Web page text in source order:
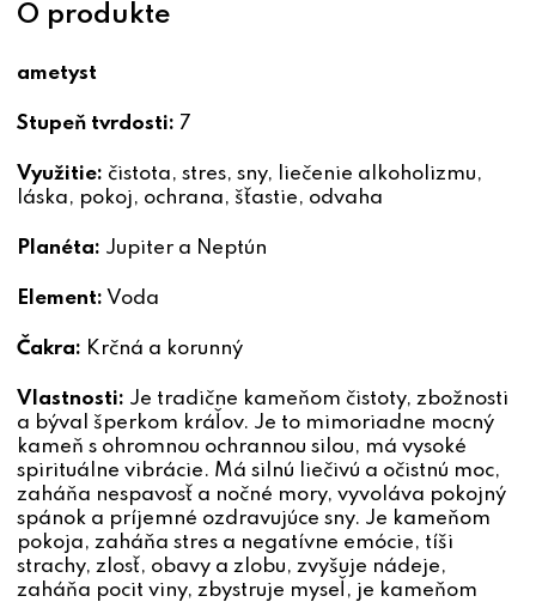
ametyst
Stupeň tvrdosti: 7
Využitie: čistota, stres, sny, liečenie alkoholizmu,
láska, pokoj, ochrana, šťastie, odvaha
Planéta: Jupiter a Neptún
Element: Voda
Čakra: Krčná a korunný
Vlastnosti: Je tradične kameňom čistoty, zbožnosti
a býval šperkom kráľov. Je to mimoriadne mocný
kameň s ohromnou ochrannou silou, má vysoké
spirituálne vibrácie. Má silnú liečivú a očistnú moc,
zaháňa nespavosť a nočné mory, vyvoláva pokojný
spánok a príjemné ozdravujúce sny. Je kameňom
pokoja, zaháňa stres a negatívne emócie, tíši
strachy, zlosť, obavy a zlobu, zvyšuje nádeje,
zaháňa pocit viny, zbystruje myseľ, je kameňom